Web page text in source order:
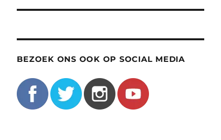
BEZOEK ONS OOK OP SOCIAL MEDIA